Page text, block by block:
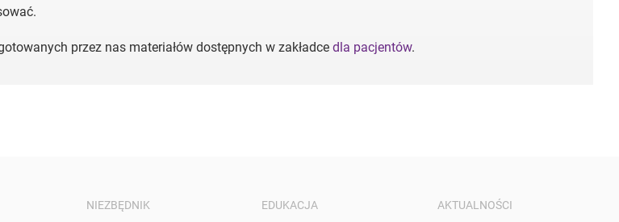
przez nas materiałów dostępnych w zakładce dla pacjentów.
NIEZBĘDNIK
EDUKACJA
AKTUALNOŚCI